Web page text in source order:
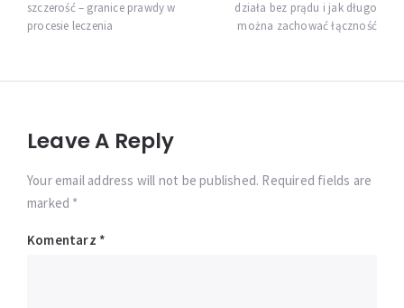
szczerość – granice prawdy w
procesie leczenia
działa bez prądu i jak długo
można zachować łączność
Leave A Reply
Your email address will not be published. Required fields are
marked *
Komentarz *